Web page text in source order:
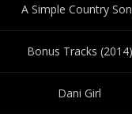
A Simple Country
Bonus Tracks (2014)
Dani Girl